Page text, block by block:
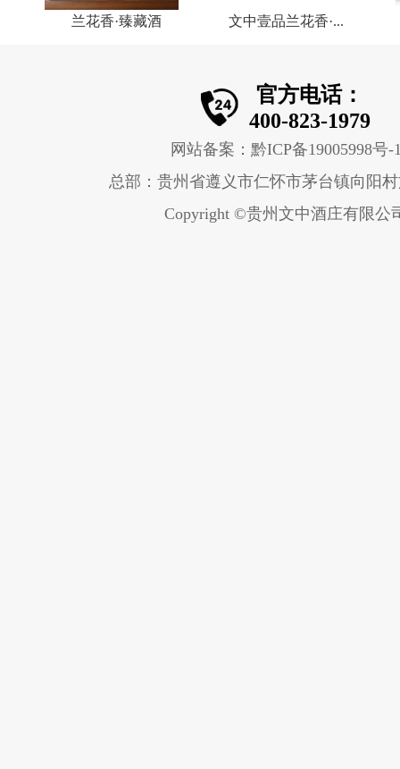
兰花香·臻藏酒 文中壹品兰花香·...
官方电话：
400-823-1979
网站备案：黔ICP备19005998号-
总部：贵州省遵义市仁怀市茅台镇向阳
Copyright ©贵州文中酒庄有限公